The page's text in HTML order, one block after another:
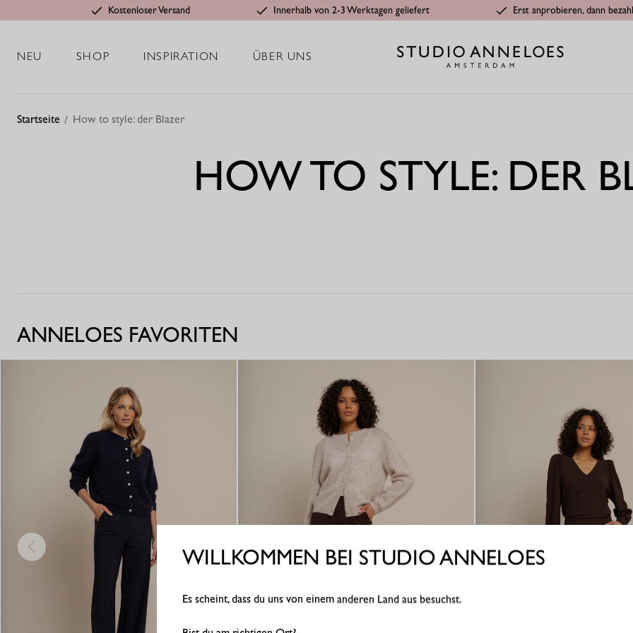
Kostenloser Versand Innerhalb von 2-3 Werktagen geliefert Erst anprobieren, dann
NEU SHOP INSPIRATION ÜBER UNS
Startseite How to style: der Blazer
HOW TO STYLE: DER
ANNELOES FAVORITEN
WILLKOMMEN BEI STUDIO ANNELOES
Es scheint, dass du uns von einem anderen Land aus besuchst.